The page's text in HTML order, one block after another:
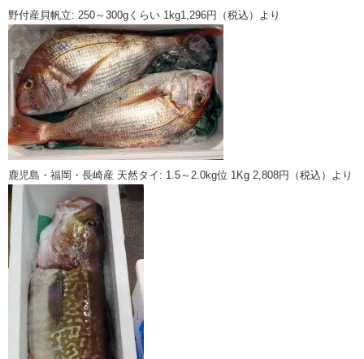
野付産貝帆立: 250～300gくらい 1kg1,296円（税込）より
鹿児島・福岡・長崎産 天然タイ: 1.5～2.0kg位 1Kg 2,808円（税込）より